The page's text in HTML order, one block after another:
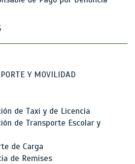
Y MOVILIDAD
de Taxi y de Licencia
de Transporte Escolar y
de Carga
de Remises